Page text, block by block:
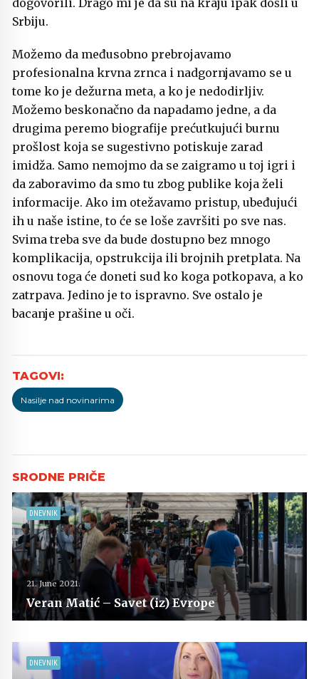
dogovorili. Drago mi je da su na kraju ipak došli u
Srbiju.
Možemo da međusobno prebrojavamo
profesionalna krvna zrnca i nadgornjavamo se u
tome ko je dežurna meta, a ko je nedodirljiv.
Možemo beskonačno da napadamo jedne, a da
drugima peremo biografije prećutkujući burnu
prošlost koja se sugestivno potiskuje zarad
imidža. Samo nemojmo da se zaigramo u toj igri i
da zaboravimo da smo tu zbog publike koja želi
informacije. Ako im otežavamo pristup, ubeđujući
ih u naše istine, to će se loše završiti po sve nas.
Svima treba sve da bude dostupno bez mnogo
komplikacija, opstrukcija ili brojnih pretplata. Na
osnovu toga će doneti sud ko koga potkopava, a ko
zatrpava. Jedino je to ispravno. Sve ostalo je
bacanje prašine u oči.
Nasilje nad novinarima
DNEVNIK
21. June 2021.
Veran Matić – Savet (iz) Evrope
DNEVNIK